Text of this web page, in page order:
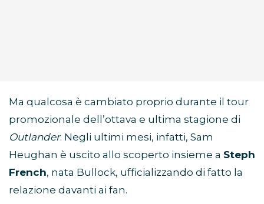
Ma qualcosa è cambiato proprio durante il tour
promozionale dell’ottava e ultima stagione di
Outlander. Negli ultimi mesi, infatti, Sam
Heughan è uscito allo scoperto insieme a Steph
French, nata Bullock, ufficializzando di fatto la
relazione davanti ai fan.